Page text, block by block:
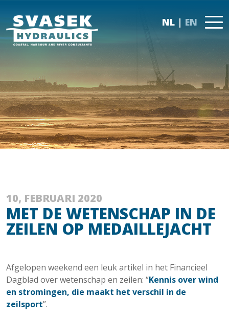
NL EN
10, FEBRUARI 2020
MET DE WETENSCHAP IN DE
ZEILEN OP MEDAILLEJACHT
Afgelopen weekend een leuk artikel in het Financieel
Dagblad over wetenschap en zeilen: “Kennis over wind
en stromingen, die maakt het verschil in de
zeilsport”.